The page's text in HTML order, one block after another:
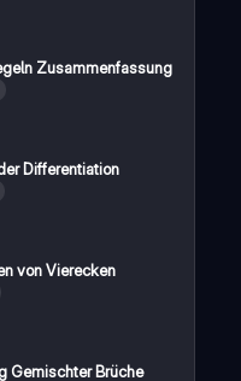
Zusammenfassung
Differentiation
von Vierecken
Gemischter Brüche